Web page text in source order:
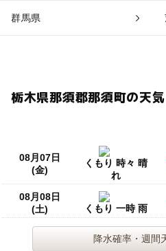
群馬県
栃木県那須郡那須町の天気
08月07日
(金)
くもり 時々 晴
れ
08月08日
(土)
くもり 一時 雨
降水確率・週間